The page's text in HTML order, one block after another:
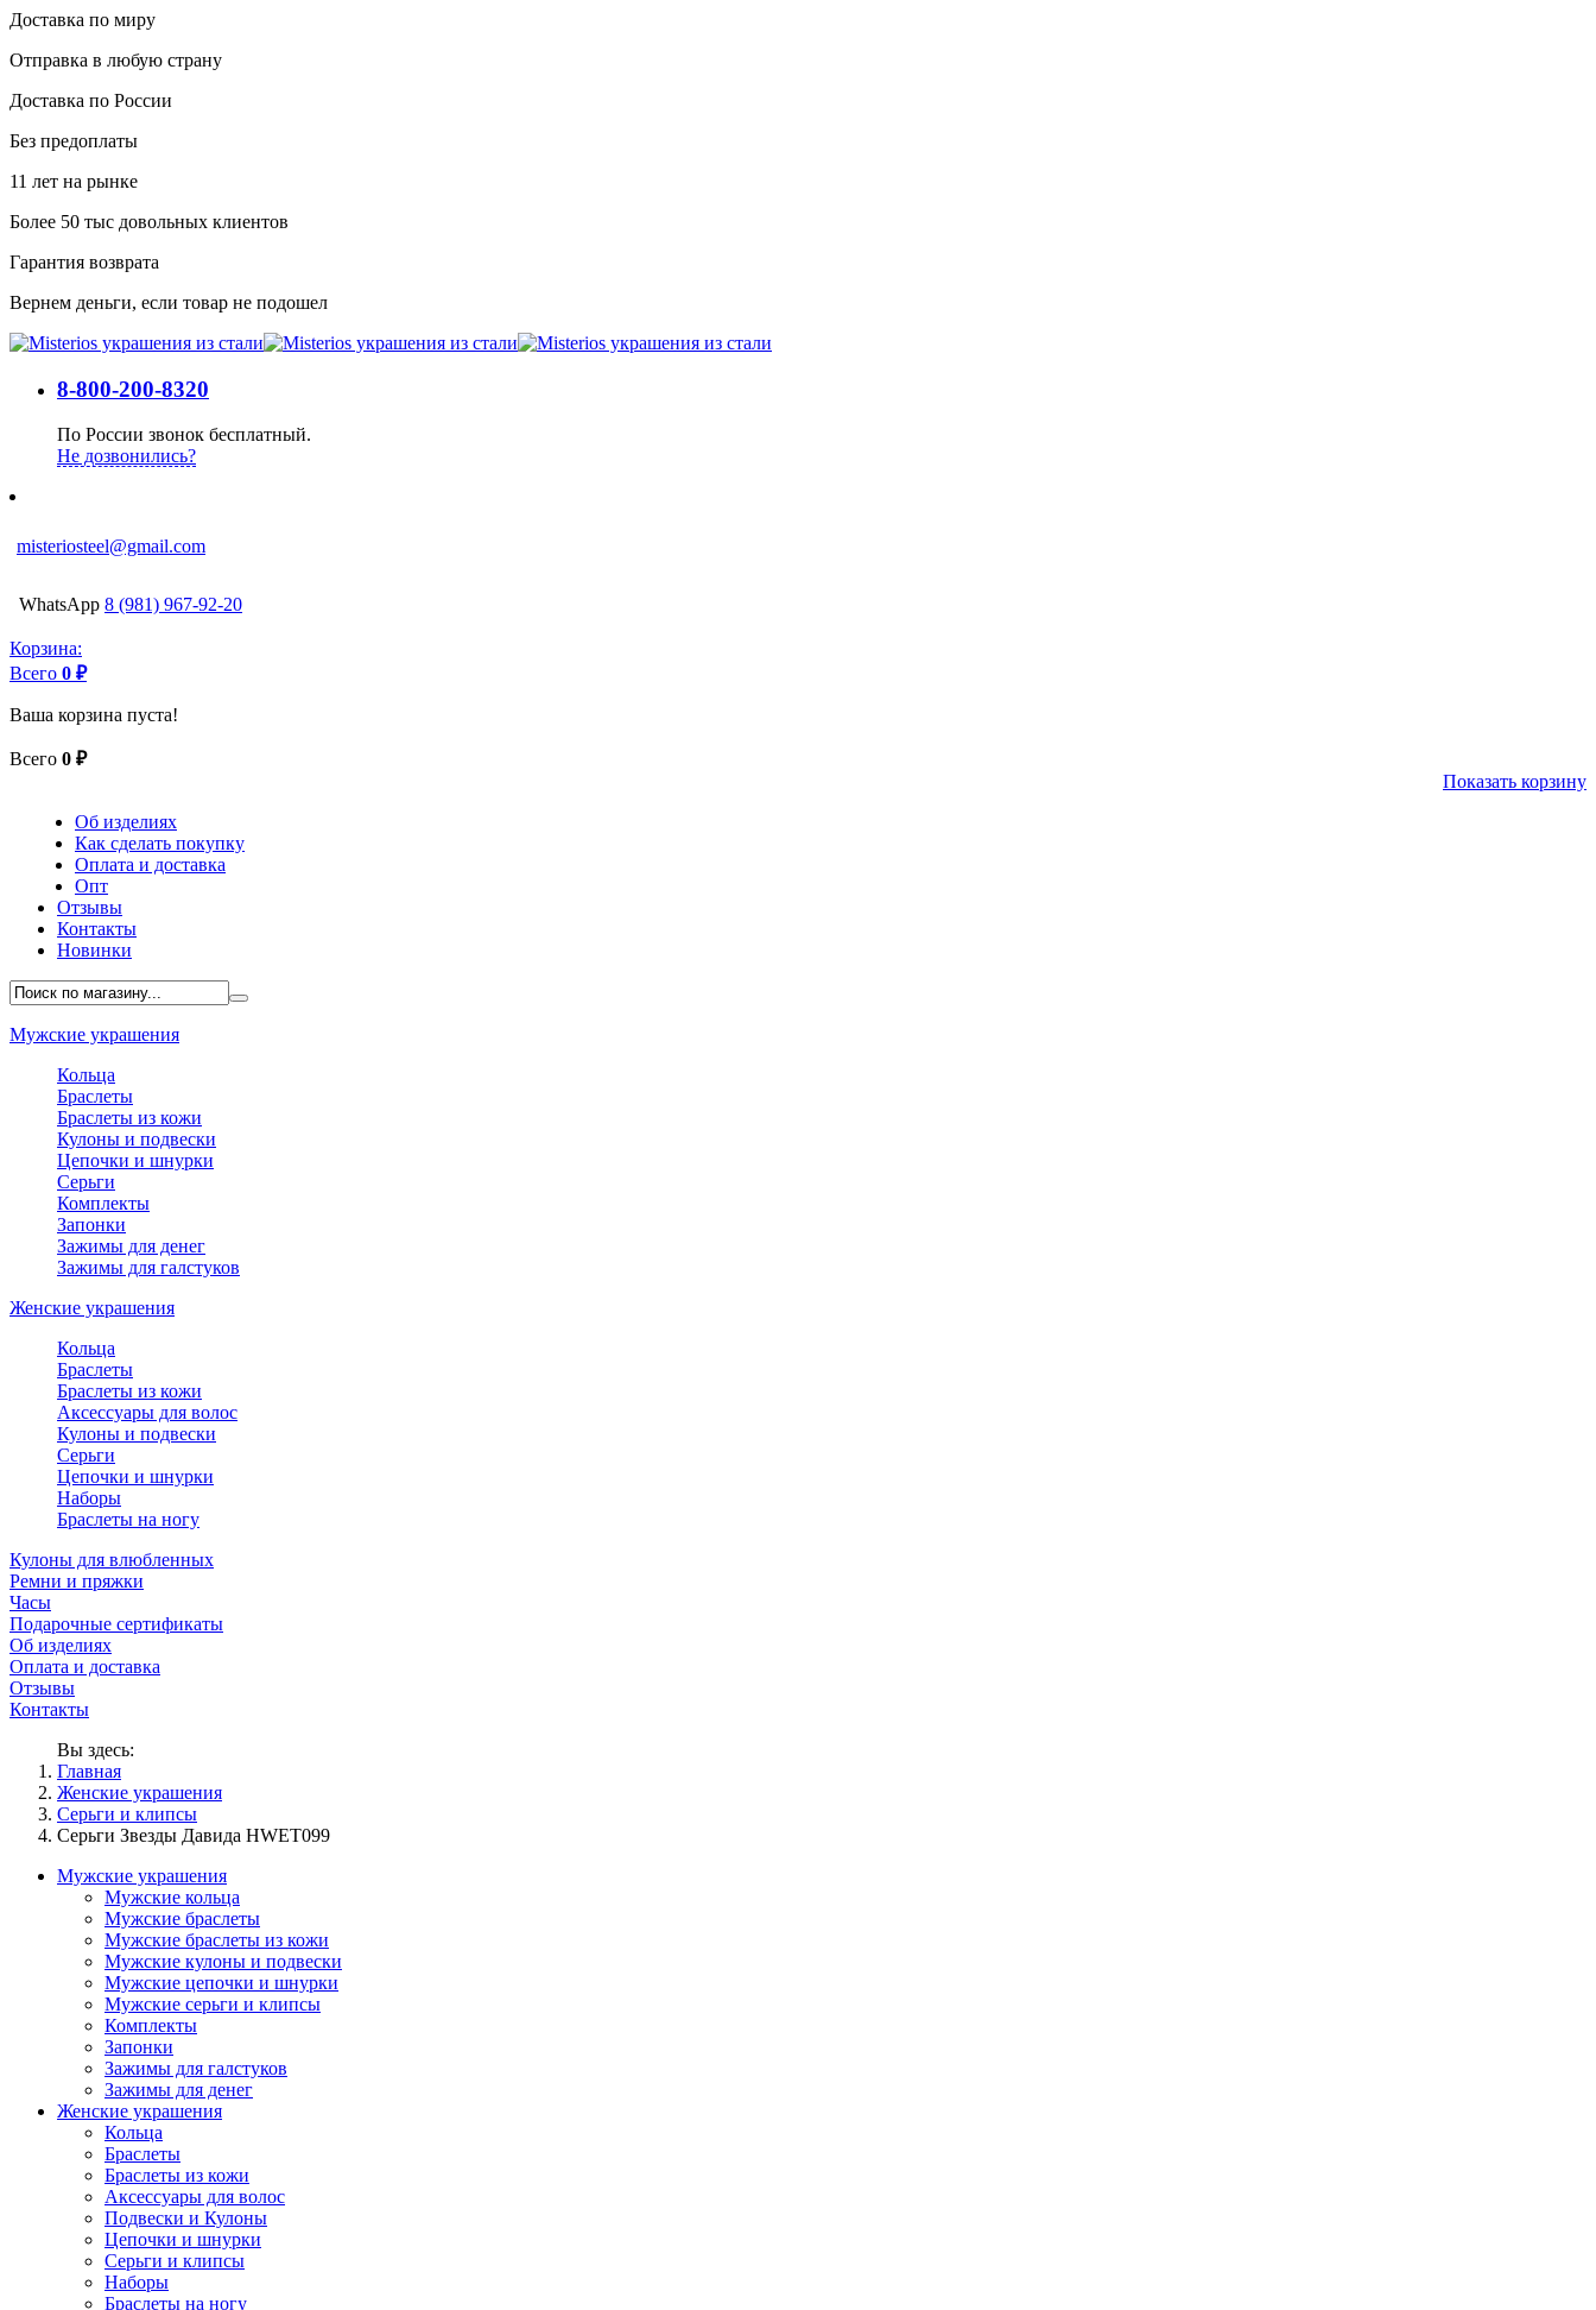
Доставка по миру
Отправка в любую страну
Доставка по России
Без предоплаты
11 лет на рынке
Более 50 тыс довольных клиентов
Гарантия возврата
Вернем деньги, если товар не подошел
8-800-200-8320
По России звонок бесплатный.
Не дозвонились?
misteriosteel@gmail.com
WhatsApp 8 (981) 967-92-20
Корзина:
Всего 0 ₽
Ваша корзина пуста!
Всего 0 ₽
Показать корзину
Об изделиях
Как сделать покупку
Оплата и доставка
Опт
Отзывы
Контакты
Новинки
Мужские украшения
Кольца
Браслеты
Браслеты из кожи
Кулоны и подвески
Цепочки и шнурки
Серьги
Комплекты
Запонки
Зажимы для денег
Зажимы для галстуков
Женские украшения
Кольца
Браслеты
Браслеты из кожи
Аксессуары для волос
Кулоны и подвески
Серьги
Цепочки и шнурки
Наборы
Браслеты на ногу
Кулоны для влюбленных
Ремни и пряжки
Часы
Подарочные сертификаты
Об изделиях
Оплата и доставка
Отзывы
Контакты
Вы здесь:
Главная
Женские украшения
Серьги и клипсы
Серьги Звезды Давида HWET099
Мужские украшения
Мужские кольца
Мужские браслеты
Мужские браслеты из кожи
Мужские кулоны и подвески
Мужские цепочки и шнурки
Мужские серьги и клипсы
Комплекты
Запонки
Зажимы для галстуков
Зажимы для денег
Женские украшения
Кольца
Браслеты
Браслеты из кожи
Аксессуары для волос
Подвески и Кулоны
Цепочки и шнурки
Серьги и клипсы
Наборы
Браслеты на ногу